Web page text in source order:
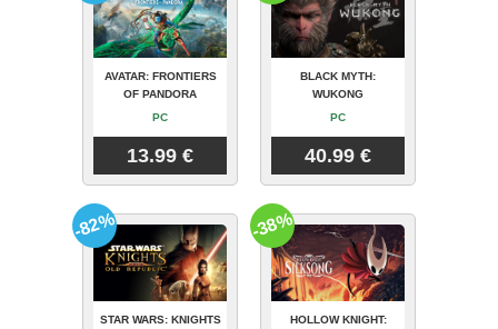
AVATAR: FRONTIERS
OF PANDORA
PC
13.99 €
BLACK MYTH:
WUKONG
PC
40.99 €
STAR WARS: KNIGHTS
-82%
HOLLOW KNIGHT:
-38%